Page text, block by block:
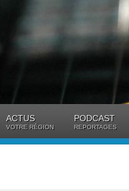
ACTUS
VOTRE RÉGION
PODCAST
REPORTAGES